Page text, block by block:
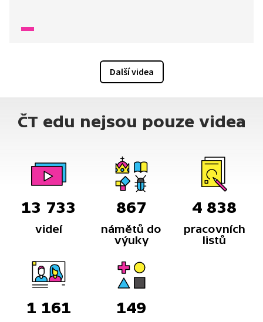
o vzdálených místech ve vesmíru.
Další videa
ČT edu nejsou pouze videa
13 733
videí
867
námětů do
výuky
4 838
pracovních
listů
1 161 149